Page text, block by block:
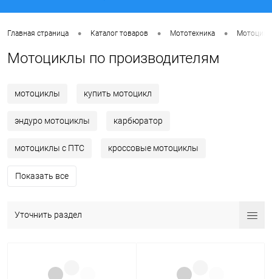
Главная страница • Каталог товаров • Мототехника •
Мотоциклы по производителям
мотоциклы купить мотоцикл
эндуро мотоциклы карбюратор
мотоциклы с ПТС кроссовые мотоциклы
Показать все
Уточнить раздел